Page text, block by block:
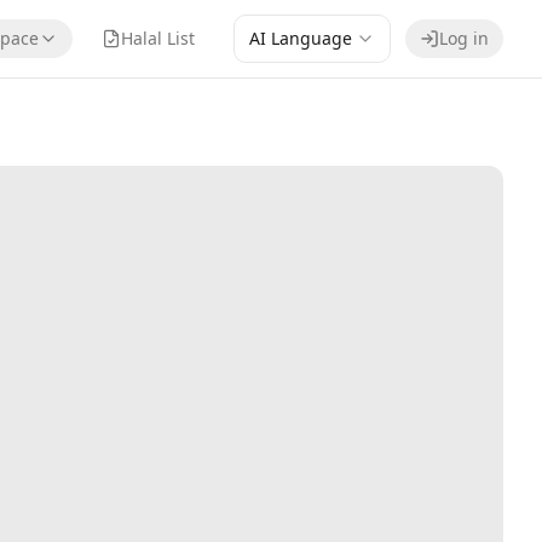
Halal List AI Language Log in